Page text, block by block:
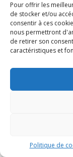
Pour offrir les
de stocker et/ou
consentir à ces
nous permettront
de retirer son
caractéristiques et
Politique de
siège